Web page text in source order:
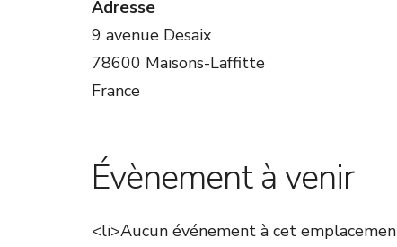
Adresse
9 avenue Desaix
78600 Maisons-Laffitte
France
Évènement à venir
<li>Aucun événement à cet